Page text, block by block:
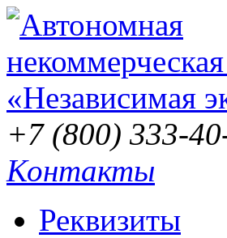
+7 (800) 333-
Контакты
Реквизиты